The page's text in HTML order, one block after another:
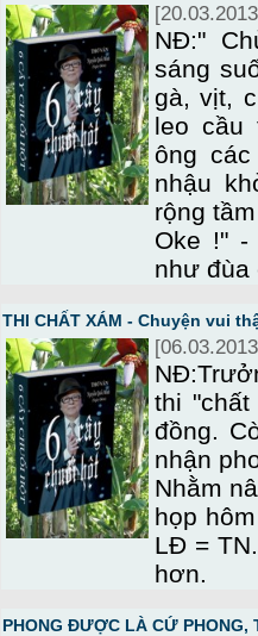
NĐ:"
sáng
gà, vịt,
leo cầu
ông
nhậu
rộng
Oke !" -
như đùa
THI CHẤT XÁM - Chuyện vui
thi "chất
đồng.
nhận
Nhằm
họp
LĐ =
hơn.
PHONG ĐƯỢC LÀ CỨ PHONG,